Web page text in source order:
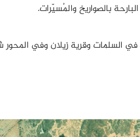
بالصواريخ والمُسيّرات.
في السلمات وقرية زيلان وفي